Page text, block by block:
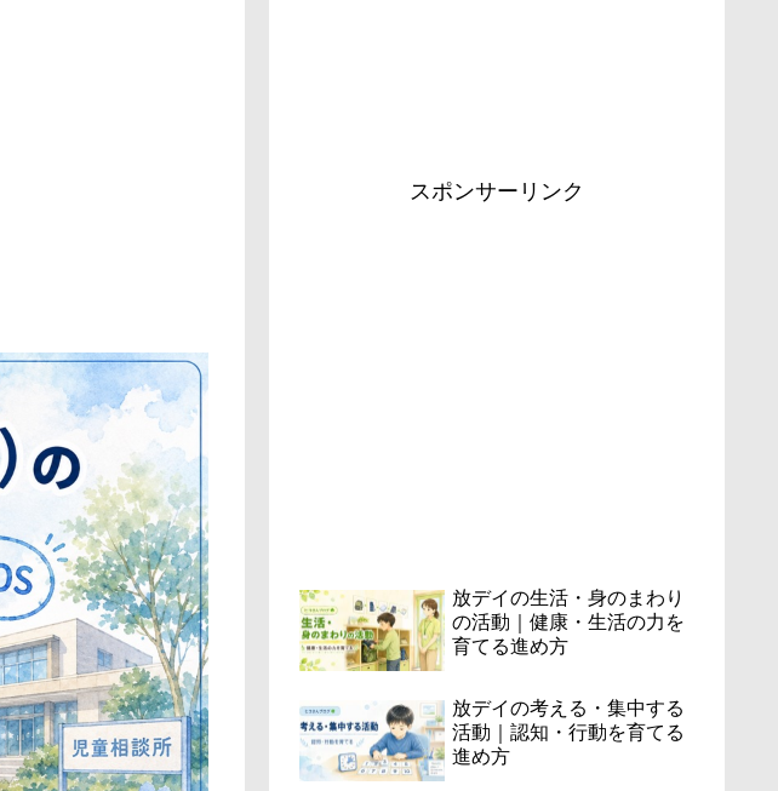
スポンサーリンク
放デイの生活・身のまわり
の活動｜健康・生活の力を
育てる進め方
放デイの考える・集中する
活動｜認知・行動を育てる
進め方